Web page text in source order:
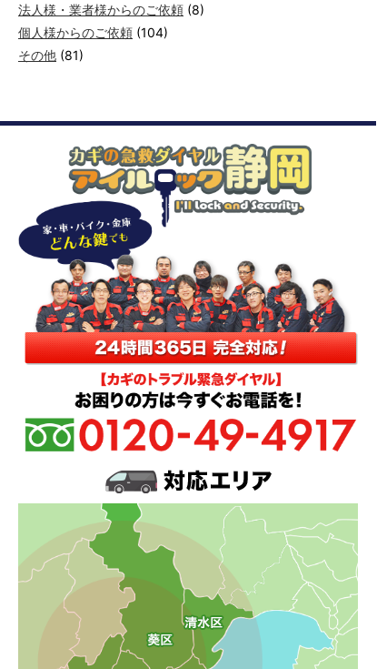
法人様・業者様からのご依頼 (8)
個人様からのご依頼 (104)
その他 (81)